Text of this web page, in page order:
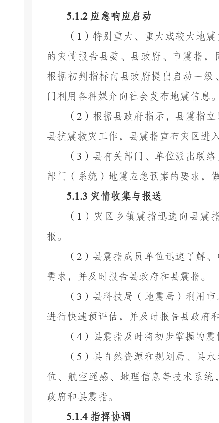
5.1.2 应急响应启动
（ 1 ）特别重大 、 重大或较大地震
的灾情报告县委、 县政府 、市震指 ，
根据初判指标向 县政府提出启动 一级
门利用各种媒介向社会发布地震信息
（ 2 ） 根据县政府指示，县震指
县抗震救灾工作，县震指宣布灾区进
（ 3 ）县有关部门、单位派出联络
部门（系统）地震应急预案的要求，
5.1.3 灾情收集与报送
（ 1 ）灾区乡镇震指迅速向县震
报。
（ 2 ）县震指成员单位迅速了解
需求，并及时报告县政府和县震指。
（ 3 ）县科技局（ 地震局 ） 利用
进行快速预评估，并及时报告县政府
（ 4 ）县震指及时将初步掌握的
（ 5 ）县自然资源和规划 局、县
位、航空遥感、地理信息等技术系
政府和县震指。
5.1.4 指挥协调